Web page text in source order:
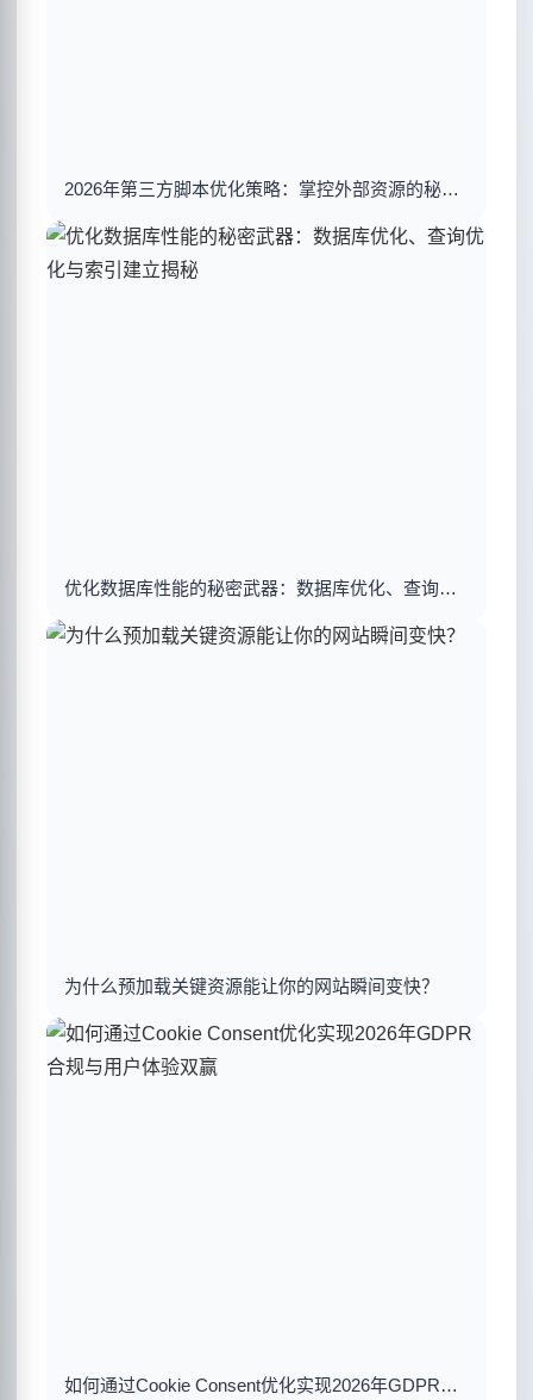
2026年第三方脚本优化策略：掌控外部资源的秘密武器
优化数据库性能的秘密武器：数据库优化、查询优化与索引建立揭秘
为什么预加载关键资源能让你的网站瞬间变快？
如何通过Cookie Consent优化实现2026年GDPR合规与用户体验双赢